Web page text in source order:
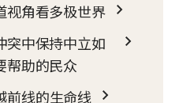
视角看多极世界
突中保持中立如
帮助的民众
线的生命线